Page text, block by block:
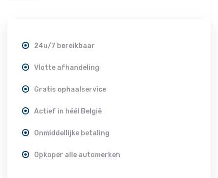
24u/7 bereikbaar
Vlotte afhandeling
Gratis ophaalservice
Actief in héél België
Onmiddellijke betaling
Opkoper alle automerken